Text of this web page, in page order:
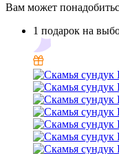
Вам может
1 подарок на